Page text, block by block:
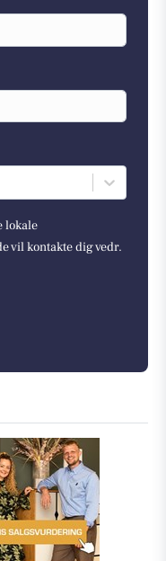
lokale
vil kontakte dig vedr.